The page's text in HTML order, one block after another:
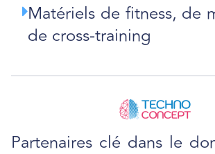
Matériels de fitness, de
de cross-training
Partenaires clé dans le